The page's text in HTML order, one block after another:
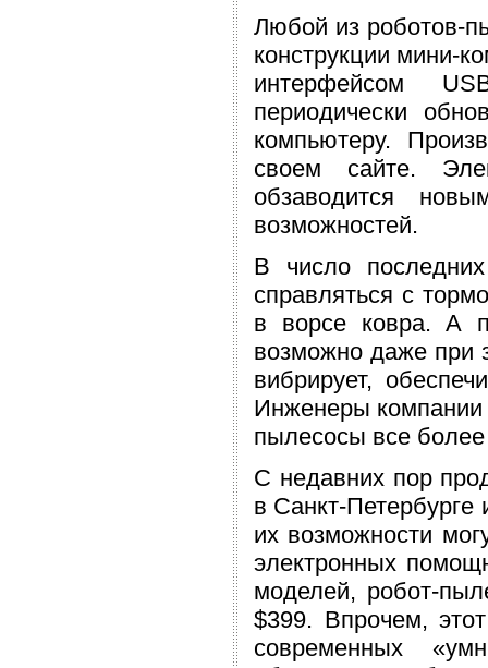
Любой из роботов-
конструкции мини-
интерфейсом
периодически
компьютеру.
своем сайте.
обзаводится
возможностей.
В число
справляться с
в ворсе ковра. А
возможно даже при
вибрирует,
Инженеры компании
пылесосы все
С недавних пор
в Санкт-Петербурге
их возможности
электронных
моделей, робот-
$399. Впрочем,
современных